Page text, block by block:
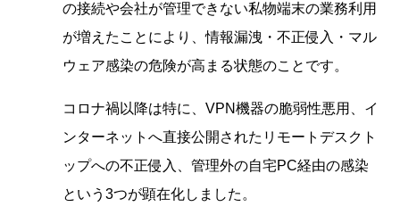
の接続や会社が管理できない私物端末の業務利用
が増えたことにより、情報漏洩・不正侵入・マル
ウェア感染の危険が高まる状態のことです。
コロナ禍以降は特に、VPN機器の脆弱性悪用、イ
ンターネットへ直接公開されたリモートデスクト
ップへの不正侵入、管理外の自宅PC経由の感染
という3つが顕在化しました。